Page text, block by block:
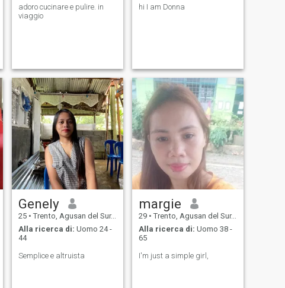
adoro cucinare e pulire. in
viaggio
hi I am Donna
Genely
25 • Trento, Agusan del Sur, Filippine
Alla ricerca di: Uomo 24 -
44
Semplice e altruista
margie
29 • Trento, Agusan del Sur, Filippine
Alla ricerca di: Uomo 38 -
65
I'm just a simple girl,